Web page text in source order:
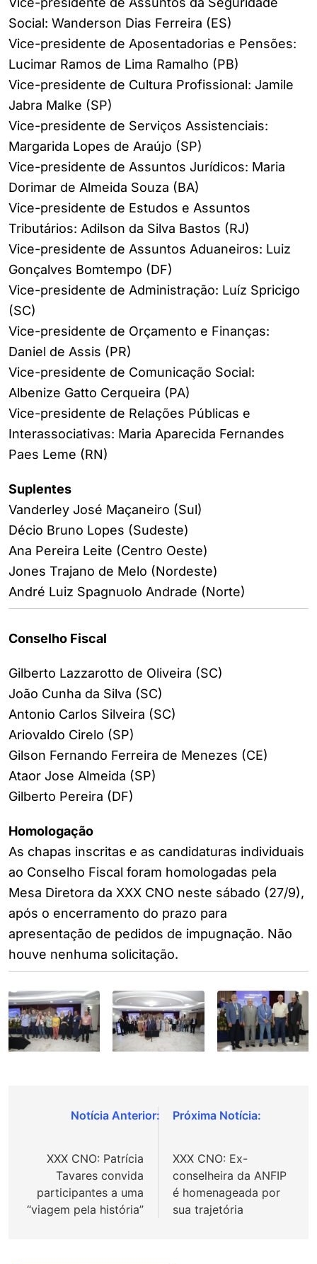
Social: Wanderson Dias Ferreira (ES)
Vice-presidente de Aposentadorias e Pensões:
Lucimar Ramos de Lima Ramalho (PB)
Vice-presidente de Cultura Profissional: Jamile
Jabra Malke (SP)
Vice-presidente de Serviços Assistenciais:
Margarida Lopes de Araújo (SP)
Vice-presidente de Assuntos Jurídicos: Maria
Dorimar de Almeida Souza (BA)
Vice-presidente de Estudos e Assuntos
Tributários: Adilson da Silva Bastos (RJ)
Vice-presidente de Assuntos Aduaneiros: Luiz
Gonçalves Bomtempo (DF)
Vice-presidente de Administração: Luíz Spricigo
(SC)
Vice-presidente de Orçamento e Finanças:
Daniel de Assis (PR)
Vice-presidente de Comunicação Social:
Albenize Gatto Cerqueira (PA)
Vice-presidente de Relações Públicas e
Interassociativas: Maria Aparecida Fernandes
Paes Leme (RN)
Suplentes
Vanderley José Maçaneiro (Sul)
Décio Bruno Lopes (Sudeste)
Ana Pereira Leite (Centro Oeste)
Jones Trajano de Melo (Nordeste)
André Luiz Spagnuolo Andrade (Norte)
Conselho Fiscal
Gilberto Lazzarotto de Oliveira (SC)
João Cunha da Silva (SC)
Antonio Carlos Silveira (SC)
Ariovaldo Cirelo (SP)
Gilson Fernando Ferreira de Menezes (CE)
Ataor Jose Almeida (SP)
Gilberto Pereira (DF)
Homologação
As chapas inscritas e as candidaturas individuais
ao Conselho Fiscal foram homologadas pela
Mesa Diretora da XXX CNO neste sábado (27/9),
após o encerramento do prazo para
apresentação de pedidos de impugnação. Não
houve nenhuma solicitação.
Navegação
Post
XXX CNO: Patrícia
Tavares convida
participantes a uma
“viagem pela história”
XXX CNO: Ex-
conselheira da ANFIP
é homenageada por
sua trajetória